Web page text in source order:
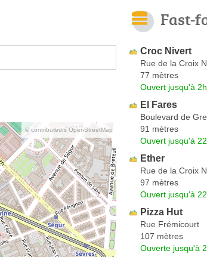
© contributeurs OpenStreetMap
Fast-
Croc Nivert
Rue de la Croix
77 mètres
Ouvert jusqu'à 2h
El Fares
Boulevard de
91 mètres
Ouvert jusqu'à
Ether
Rue de la Croix
97 mètres
Ouvert jusqu'à
Pizza Hut
Rue Frémicourt
107 mètres
Ouverte jusqu'à